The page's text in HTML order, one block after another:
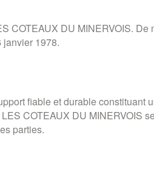
COTEAUX DU MINERVOIS. De
janvier 1978.
fiable et durable constituant
COTEAUX DU MINERVOIS
parties.